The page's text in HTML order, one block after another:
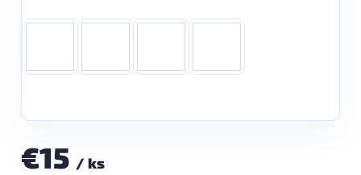
€15 / ks